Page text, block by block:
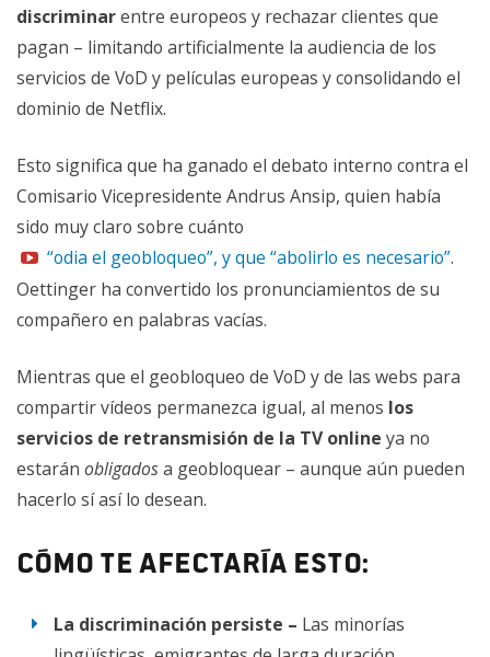
discriminarentre europeos y rechazar clientes que
pagan – limitando artificialmente la audiencia de los
servicios de VoD y películas europeas y consolidando el
dominio de Netflix.
Esto significa que ha ganado el debato interno contra el
Comisario Vicepresidente Andrus Ansip, quien había
sido muy claro sobre cuánto
“odia el geobloqueo”, y que “abolirlo es necesario”.
Oettinger ha convertido los pronunciamientos de su
compañero en palabras vacías.
Mientras que el geobloqueo de VoD y de las webs para
compartir vídeos permanezca igual, al menos los
servicios de retransmisión de la TV online ya no
estaránobligadosa geobloquear – aunque aún pueden
hacerlo sí así lo desean.
Cómo te afectaría esto:
La discriminación persiste – Las minorías